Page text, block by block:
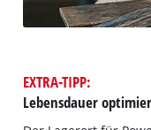
EXTRA-TIPP:
Lebensdauer